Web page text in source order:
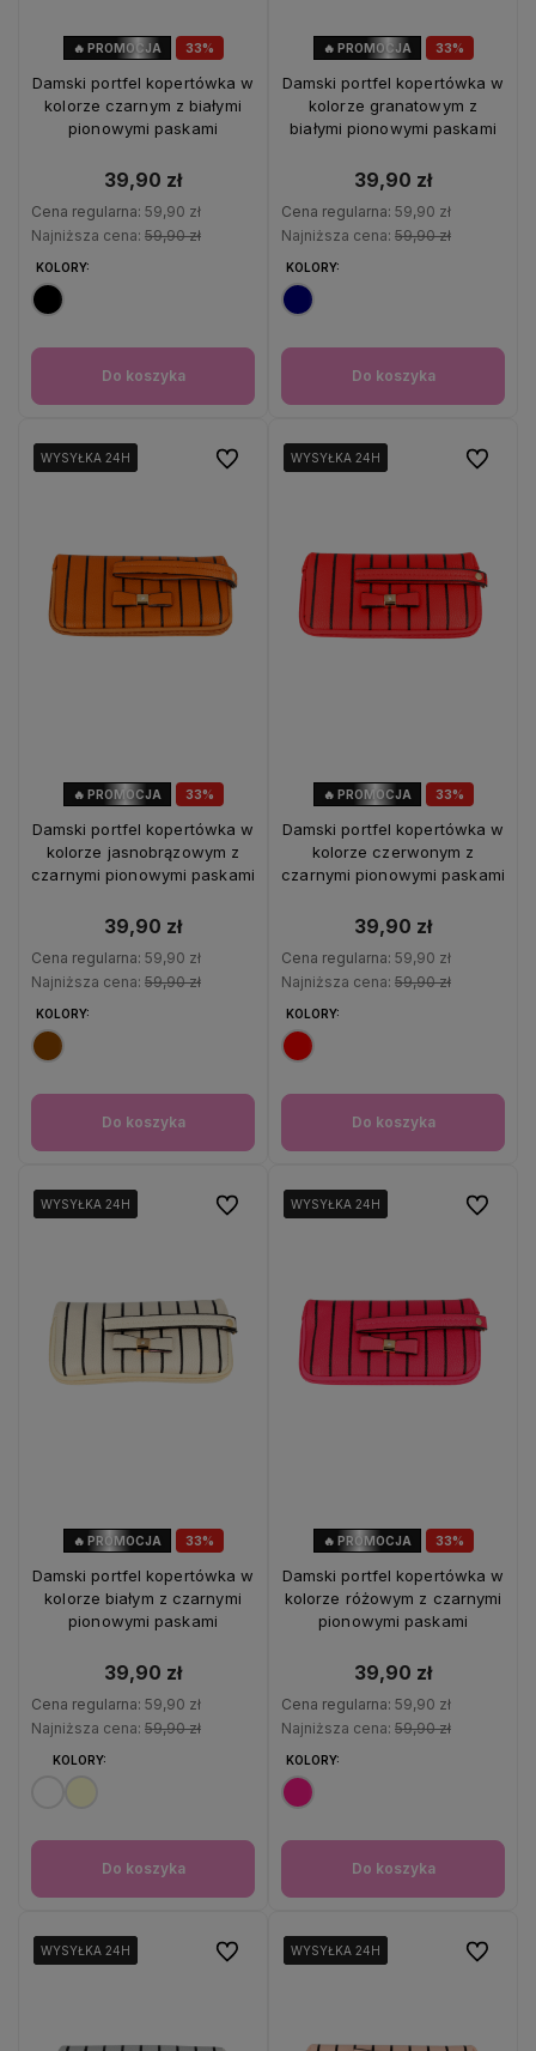
33%
🔥 PROMOCJA
Damski portfel kopertówka w
kolorze czarnym z białymi
pionowymi paskami
39,90 zł
Cena regularna: 59,90 zł
Najniższa cena: 59,90 zł
KOLORY:
Do koszyka
33%
🔥 PROMOCJA
Damski portfel kopertówka w
kolorze granatowym z
białymi pionowymi paskami
39,90 zł
Cena regularna: 59,90 zł
Najniższa cena: 59,90 zł
KOLORY:
Do koszyka
33%
🔥 PROMOCJA
WYSYŁKA 24H
WYSYŁKA 24H
WYSYŁKA 24H
Damski portfel kopertówka w
kolorze jasnobrązowym z
czarnymi pionowymi paskami
39,90 zł
Cena regularna: 59,90 zł
Najniższa cena: 59,90 zł
KOLORY:
Do koszyka
Do ulubionych
33%
🔥 PROMOCJA
WYSYŁKA 24H
WYSYŁKA 24H
WYSYŁKA 24H
Damski portfel kopertówka w
kolorze czerwonym z
czarnymi pionowymi paskami
39,90 zł
Cena regularna: 59,90 zł
Najniższa cena: 59,90 zł
KOLORY:
Do koszyka
Do
33%
🔥 PROMOCJA
WYSYŁKA 24H
WYSYŁKA 24H
WYSYŁKA 24H
Damski portfel kopertówka w
kolorze białym z czarnymi
pionowymi paskami
39,90 zł
Cena regularna: 59,90 zł
Najniższa cena: 59,90 zł
KOLORY:
Do koszyka
Do ulubionych
33%
🔥 PROMOCJA
WYSYŁKA 24H
WYSYŁKA 24H
WYSYŁKA 24H
Damski portfel kopertówka w
kolorze różowym z czarnymi
pionowymi paskami
39,90 zł
Cena regularna: 59,90 zł
Najniższa cena: 59,90 zł
KOLORY:
Do koszyka
Do
WYSYŁKA 24H
WYSYŁKA 24H
WYSYŁKA 24H
WYSYŁKA 24H Do ulubionychWYSYŁKA 24H
WYSYŁKA 24H
WYSYŁKA 24H
WYSYŁKA 24H Do